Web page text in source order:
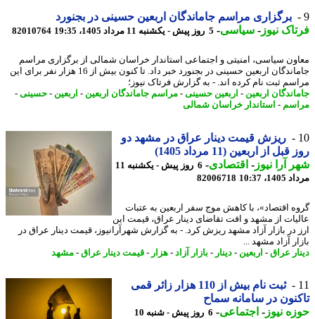
برگزاری مراسم جاماندگان اربعین حسینی در بجنورد
نیوز-سیاسی-5 روز پیش - یکشنبه 11 مرداد 1405، 19:35 82010764
سیاسی، امنیتی و اجتماعی استاندار خراسان شمالی از برگزاری مراسم
جاماندگان اربعین حسینی در بجنورد خبر داد. تا کنون بیش از 16 هزار نفر برای این
ثبت نام کرده اند. - به گزارش فرتاک نیوز؛
اربعین -اربعین حسینی-مراسم جاماندگان اربعین -اربعین -حسینی-
-استاندار خراسان شمالی
ریزش قیمت دینار عراق در مشهد دو
از اربعین (11 مرداد 1405)
آرا نیوز-اقتصادی-
6 روز پیش - یکشنبه 11
10:37
82006718
اقتصاد»، با کاهش موج سفر اربعین به عتبات
از مشهد و افت تقاضای دینار عراق، قیمت این
در بازار آزاد مشهد ریزش کرد. - به گزارش شهرآرانیوز، قیمت دینار عراق در
آزاد مشهد ...
عراق- اربعین -دینار -بازار آزاد - هزار - قیمت دینار عراق- مشهد
ثبت نام بیش از 110 هزار زائر قمی
در سامانه سماح
نیوز-اجتماعی-
6 روز پیش - شنبه 10